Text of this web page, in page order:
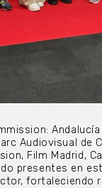
Audiovisual de
Film Madrid,
presentes en
fortaleciendo